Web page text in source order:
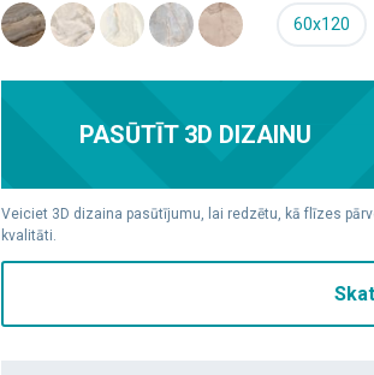
60x120
PASŪTĪT 3D DIZAINU
Veiciet 3D dizaina pasūtījumu, lai redzētu, kā flīzes
kvalitāti.